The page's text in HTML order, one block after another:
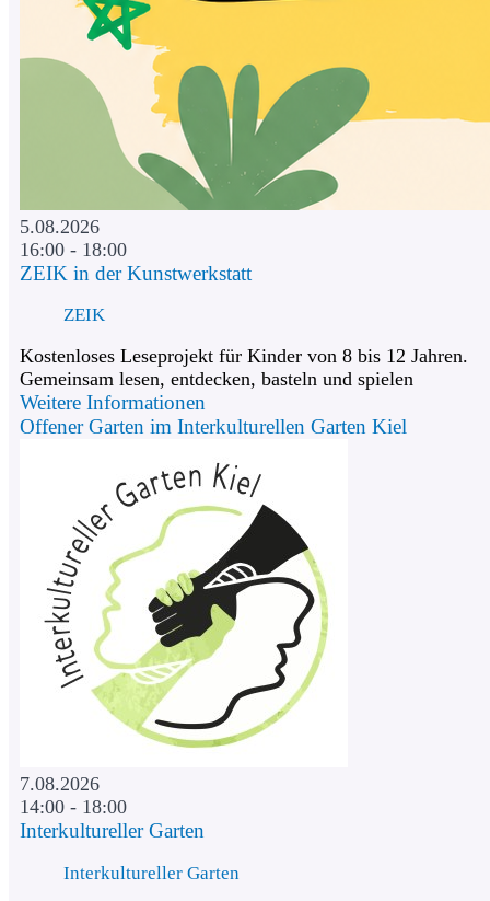
5.08.2026
16:00 - 18:00
ZEIK in der Kunstwerkstatt
ZEIK
Kostenloses Leseprojekt für Kinder von 8 bis 12 Jahren.
Gemeinsam lesen, entdecken, basteln und spielen
Weitere Informationen
Offener Garten im Interkulturellen Garten Kiel
7.08.2026
14:00 - 18:00
Interkultureller Garten
Interkultureller Garten